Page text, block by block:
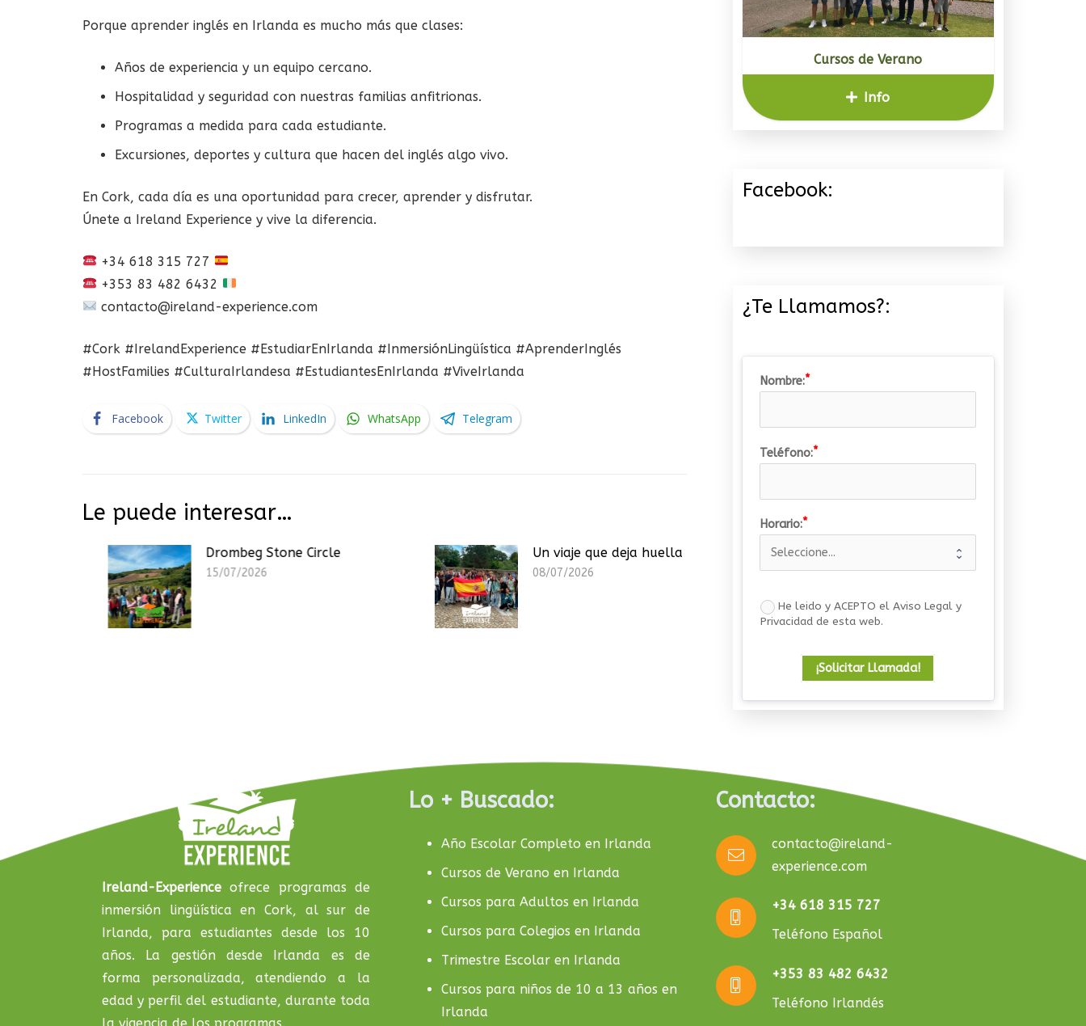
Porque aprender inglés en Irlanda es mucho más que clases:
Años de experiencia y un equipo cercano.
Hospitalidad y seguridad con nuestras familias anfitrionas.
Programas a medida para cada estudiante.
Excursiones, deportes y cultura que hacen del inglés algo vivo.
En Cork, cada día es una oportunidad para crecer, aprender y disfrutar.
Únete a Ireland Experience y vive la diferencia.
+34 618 315 727
+353 83 482 6432
contacto@ireland-experience.com
#Cork #IrelandExperience #EstudiarEnIrlanda #InmersiónLingüística #AprenderInglés
#HostFamilies #CulturaIrlandesa #EstudiantesEnIrlanda #ViveIrlanda
Facebook Twitter LinkedIn WhatsApp Telegram
Le puede interesar…
Drombeg Stone Circle
15/07/2026
Un viaje que deja huella
08/07/2026
Kerry Waterfall: naturaleza
en estado puro
Cursos de Verano
Info
Facebook:
¿Te Llamamos?:
Nombre:
Teléfono:
Horario:
He leido y ACEPTO el Aviso Legal y
Privacidad de esta web.
¡Solicitar Llamada!
Ireland-Experience ofrece programas de
inmersión lingüística en Cork, al sur de
Irlanda, para estudiantes desde los 10
años. La gestión desde Irlanda es de
forma personalizada, atendiendo a la
edad y perfil del estudiante, durante toda
la vigencia de los programas.
Lo + Buscado:
Año Escolar Completo en Irlanda
Cursos de Verano en Irlanda
Cursos para Adultos en Irlanda
Cursos para Colegios en Irlanda
Trimestre Escolar en Irlanda
Cursos para niños de 10 a 13 años en
Irlanda
Contacto:
contacto@ireland-
experience.com
+34 618 315 727
Teléfono Español
+353 83 482 6432
Teléfono Irlandés